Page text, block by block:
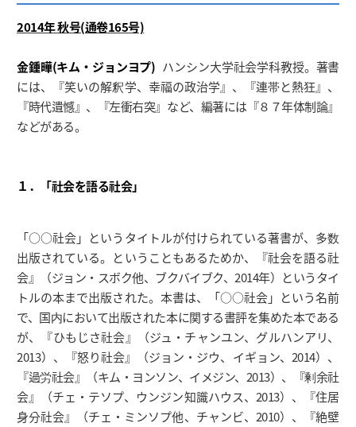
2014年 秋号(通卷165号)
金鍾曄(キム・ジョンヨプ) ハンシン大学社会学科教授。著書
には、『笑いの解釈学、幸福の政治学』、『連帯と熱狂』、
『時代遺憾』、『左衝右突』など、編著には『８７年体制論』
などがある。
１．「社会を語る社会」
「○○社会」というタイトルが付けられている著書が、多数
出版されている。ということもあるためか、『社会を語る社
会』（ジョン・スボク他、ブクバイブク、2014年）というタイ
トルの本まで出版された。本書は、「○○社会」という名前
で、国内において出版された本に関する書評を集めた本である
が、『ひもじさ社会』（ジュ・チャンユン、グルハンアリ、
2013）、『怒り社会』（ジョン・ジウ、イギョン、2014）、
『過労社会』（キム・ヨンソン、イメジン、2013）、『剰余社
会』（チェ・テソプ、ウンジン知識ハウス、2013）、『住居
身分社会』（チェ・ミンソプ他、チャンビ、2010）、『絶壁